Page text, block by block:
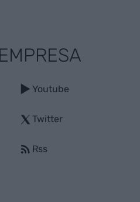
Youtube
Twitter
Rss